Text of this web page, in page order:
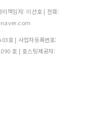
책임자: 이선호 | 전화:
호 | 사업자등록번호:
호 | 호스팅제공자: